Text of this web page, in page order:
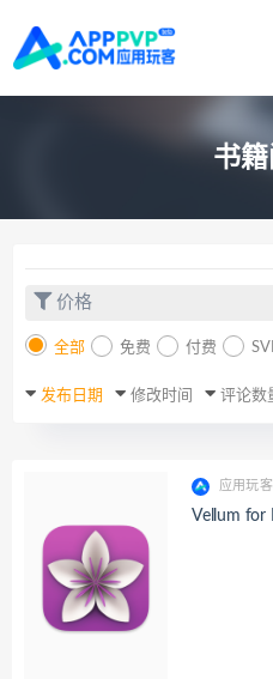
书
价格
全部 免费 付费
发布日期 修改时间 评论数
应用玩
Vellum for